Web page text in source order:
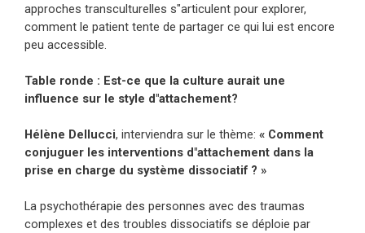
approches transculturelles s"articulent pour explorer,
comment le patient tente de partager ce qui lui est encore
peu accessible.
Table ronde : Est-ce que la culture aurait une
influence sur le style d"attachement?
Hélène Dellucci, interviendra sur le thème: « Comment
conjuguer les interventions d"attachement dans la
prise en charge du système dissociatif ? »
La psychothérapie des personnes avec des traumas
complexes et des troubles dissociatifs se déploie par